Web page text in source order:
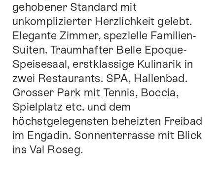
gehobener Standard mit
unkomplizierter Herzlichkeit gelebt.
Elegante Zimmer, spezielle Familien-
Suiten. Traumhafter Belle Epoque-
Speisesaal, erstklassige Kulinarik in
zwei Restaurants. SPA, Hallenbad.
Grosser Park mit Tennis, Boccia,
Spielplatz etc. und dem
höchstgelegensten beheizten Freibad
im Engadin. Sonnenterrasse mit Blick
ins Val Roseg.